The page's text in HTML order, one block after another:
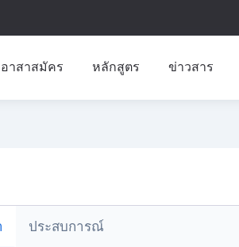
าสาสมัคร หลักสูตร ข่าวสาร
ประสบการณ์